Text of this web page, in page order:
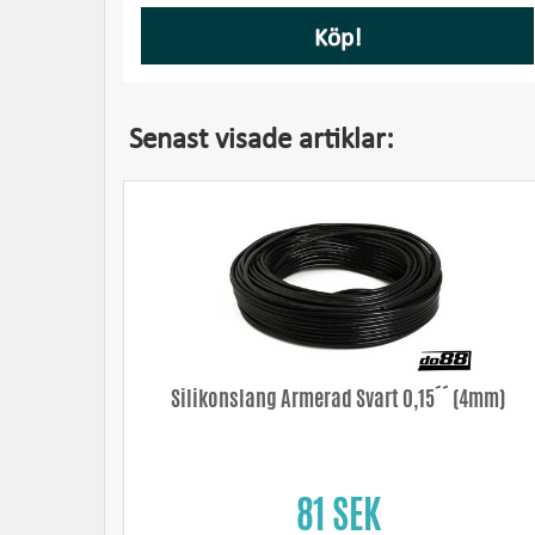
Köp!
Senast visade artiklar:
Silikonslang Armerad Svart 0,15´´ (4mm)
81 SEK